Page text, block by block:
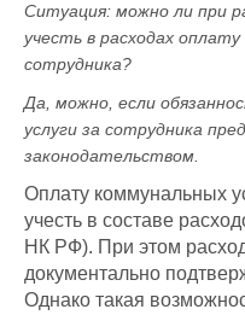
Ситуация: можно ли при
учесть в расходах
сотрудника?
Да, можно, если
услуги за сотрудника
законодательством.
Оплату коммунальных
учесть в составе
НК РФ). При этом
документально
Однако такая